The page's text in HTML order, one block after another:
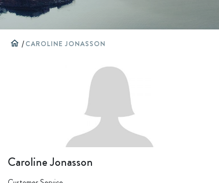
home /CAROLINE JONASSON
Caroline Jonasson